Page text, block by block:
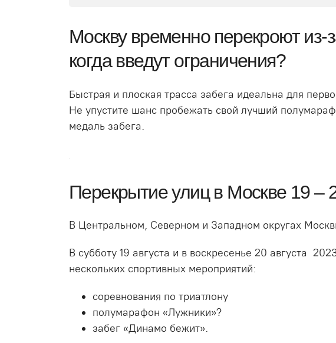
Москву временно перекроют из-
когда введут ограничения?
Быстрая и плоская трасса забега идеальна для
Не упустите шанс пробежать свой лучший
медаль забега.
Перекрытие улиц в Москве 19 –
В Центральном, Северном и Западном округах
В субботу 19 августа и в воскресенье 20 августа
нескольких спортивных мероприятий:
соревнования по триатлону
полумарафон «Лужники»?
забег «Динамо бежит».